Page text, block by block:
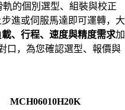
軌的個別選型、組裝與校正
進或伺服馬達即可運轉，大
載、行程、速度與精度需求加
口，為您確認選型、報價與
MCH06010H20K